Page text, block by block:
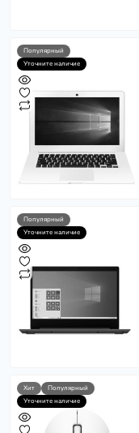
Популярный
Уточните наличие
Популярный
Уточните наличие
Хит
Популярный
Уточните наличие